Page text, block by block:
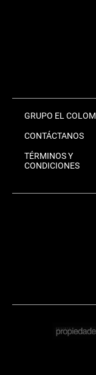
GRUPO EL
CONTÁCTANOS
TÉRMINOS Y
CONDICIONES